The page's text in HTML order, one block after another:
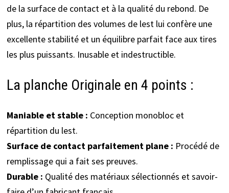
de la surface de contact et à la qualité du rebond. De
plus, la répartition des volumes de lest lui confère une
excellente stabilité et un équilibre parfait face aux tires
les plus puissants. Inusable et indestructible.
La planche Originale en 4 points :
Maniable et stable : Conception monobloc et
répartition du lest.
Surface de contact parfaitement plane : Procédé de
remplissage qui a fait ses preuves.
Durable : Qualité des matériaux sélectionnés et savoir-